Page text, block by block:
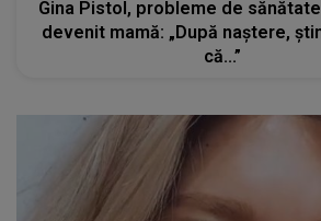
Gina Pistol, probleme de
devenit mamă: „După naștere,
că...”